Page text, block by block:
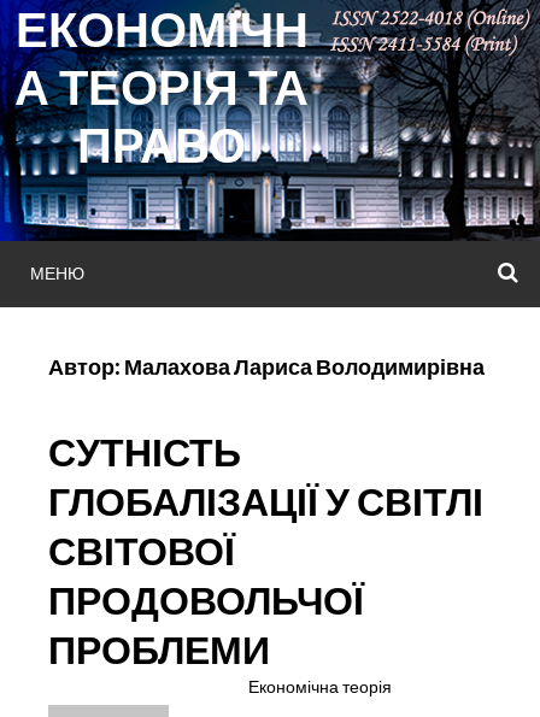
Skip
to
content
ЕКОНОМІЧН
А ТЕОРІЯ ТА
ПРАВО
МЕНЮ
Автор: Малахова Лариса Володимирівна
СУТНІСТЬ
ГЛОБАЛІЗАЦІЇ У СВІТЛІ
СВІТОВОЇ
ПРОДОВОЛЬЧОЇ
ПРОБЛЕМИ
Економічна теорія